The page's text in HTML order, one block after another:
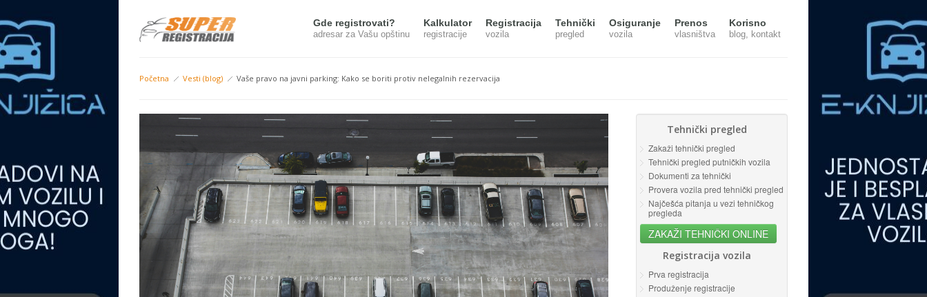
Gde registrovati?
adresar za Vašu opštinu
Kalkulator
registracije
Registracija
vozila
Tehnički
pregled
Osiguranje
vozila
Prenos
vlasništva
Korisno
blog, kontakt
Početna Vesti (blog) Vaše pravo na javni parking: Kako se boriti protiv nelegalnih rezervacija
Tehnički pregled
Zakaži tehnički pregled
Tehnički pregled putničkih vozila
Dokumenti za tehnički
Provera vozila pred tehnički pregled
Najčešća pitanja u vezi tehničkog
pregleda
ZAKAŽI TEHNIČKI ONLINE
Registracija vozila
Prva registracija
Produženje registracije